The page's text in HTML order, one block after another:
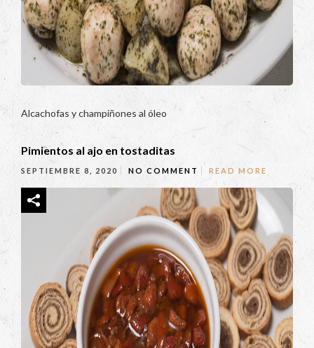
Alcachofas y champiñones al óleo
Pimientos al ajo en tostaditas
SEPTIEMBRE 8, 2020 NO COMMENT READ MORE